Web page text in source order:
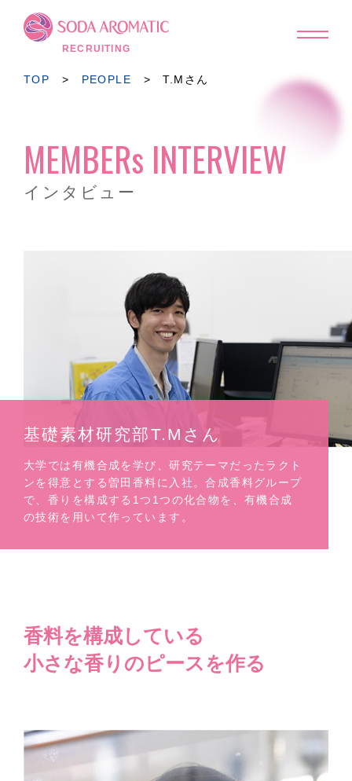
RECRUITING
TOP
PEOPLE WORK STYLE
FAQ RECRUIT
コーポレートサイトへ
TOP > PEOPLE > T.Mさん
MEMBERs INTERVIEW
インタビュー
基礎素材研究部T.Mさん
大学では有機合成を学び、研究テーマだったラクト
ンを得意とする曽田香料に入社。合成香料グループ
で、香りを構成する1つ1つの化合物を、有機合成
の技術を用いて作っています。
香料を構成している
小さな香りのピースを作る